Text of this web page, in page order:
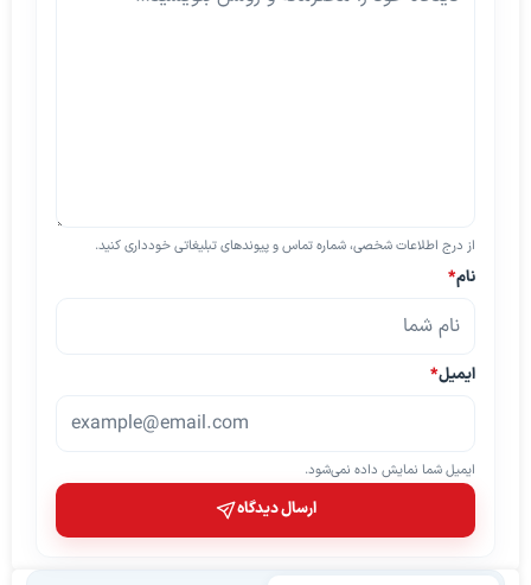
از درج اطلاعات شخصی، شماره تماس و پیوندهای تبلیغاتی خودداری کنید.
نام*
ایمیل*
ایمیل شما نمایش داده نمی‌شود.
ارسال دیدگاه